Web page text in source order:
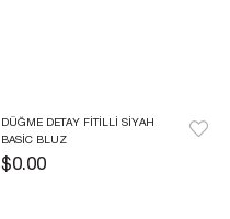
DÜĞME DETAY FITILLI SIYAH
BASIC BLUZ
$0.00